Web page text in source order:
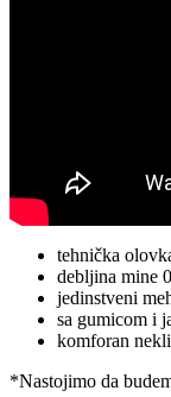
tehnička
debljina mine
jedinstveni
sa gumicom i
komforan
*Nastojimo da